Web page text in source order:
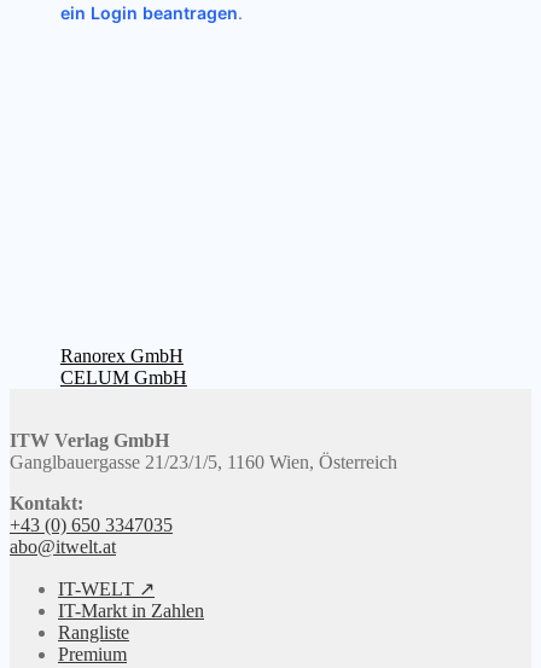
ein Login beantragen.
Beitragsnavigation
Vorheriger
Beitrag:
Ranorex GmbH
Nächster
CELUM GmbH
ITW Verlag GmbH
Ganglbauergasse 21/23/1/5, 1160 Wien, Österreich
Kontakt:
+43 (0) 650 3347035
abo@itwelt.at
IT-WELT ↗
IT-Markt in Zahlen
Rangliste
Premium